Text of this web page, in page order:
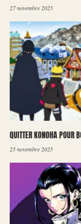
27 novembre 2025
QUITTER KONOHA POUR
25 novembre 2025